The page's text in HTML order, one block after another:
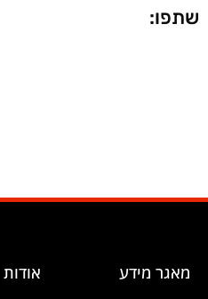
שתפו:
מאגר מידע
אודות